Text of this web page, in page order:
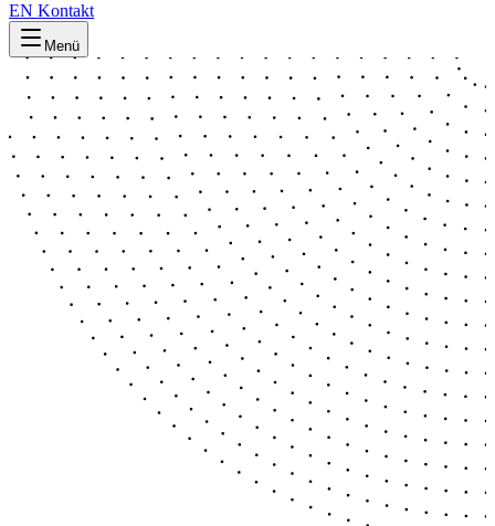
EN Kontakt
Menü